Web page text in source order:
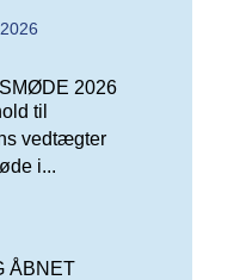
2026
til
vedtægter
i...
ÅBNET